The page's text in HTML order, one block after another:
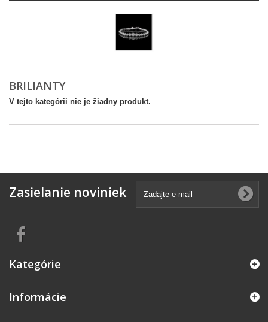
BRILIANTY
V tejto kategórii nie je žiadny produkt.
Zasielanie noviniek
Kategórie
Informácie